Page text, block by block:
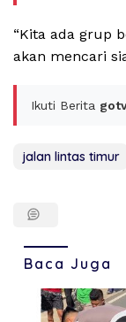
“Kita ada grup
akan mencari
Ikuti Berita
jalan lintas timur
Baca Juga